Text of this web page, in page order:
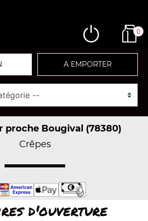
0
A EMPORTER
proche Bougival (78380)
Crêpes
d'ouverture